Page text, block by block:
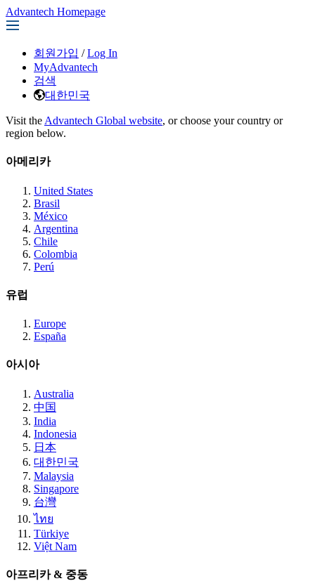
Advantech Homepage
회원가입 / Log In
MyAdvantech
검색
대한민국
Visit the Advantech Global website, or choose your country or
region below.
아메리카
United States
Brasil
México
Argentina
Chile
Colombia
Perú
유럽
Europe
España
아시아
Australia
中国
India
Indonesia
日本
대한민국
Malaysia
Singapore
台灣
ไทย
Türkiye
Việt Nam
아프리카 & 중동